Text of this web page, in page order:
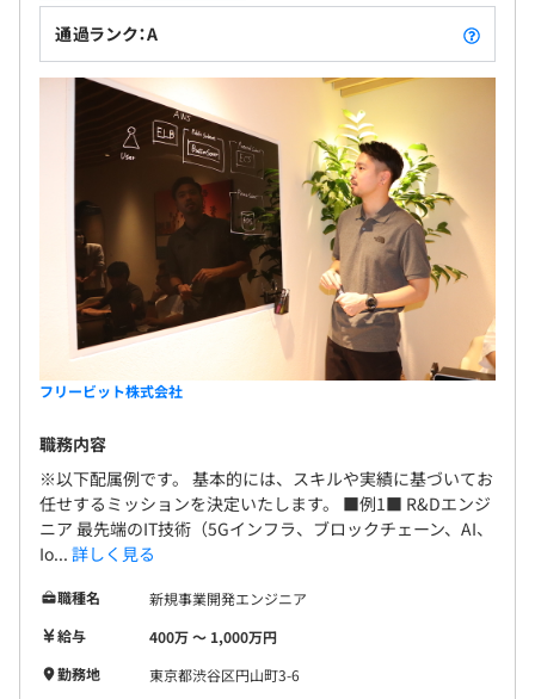
通過ランク：A
フリービット株式会社
職務内容
※以下配属例です。 基本的には、スキルや実績に基づいてお
任せするミッションを決定いたします。 ■例1■ R&Dエンジ
ニア 最先端のIT技術（5Gインフラ、ブロックチェーン、AI、
Io... 詳しく見る
職種名
新規事業開発エンジニア
給与
400万 〜 1,000万円
勤務地
東京都渋谷区円山町3-6